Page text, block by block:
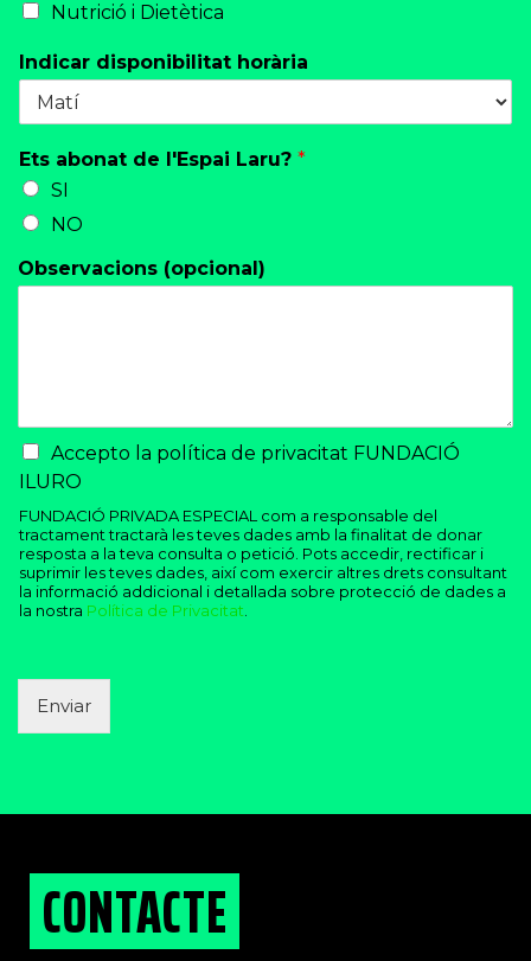
Nutrició i Dietètica
Indicar disponibilitat horària
Ets abonat de l'Espai Laru? *
SI
NO
Observacions (opcional)
C
h
c
k
b
o
x
Accepto la política de privacitat FUNDACIÓ
ILURO
FUNDACIÓ PRIVADA ESPECIAL com a responsable del
tractament tractarà les teves dades amb la finalitat de donar
resposta a la teva consulta o petició. Pots accedir, rectificar i
suprimir les teves dades, així com exercir altres drets consultant
la informació addicional i detallada sobre protecció de dades a
la nostra Política de Privacitat
Enviar
CONTACTE